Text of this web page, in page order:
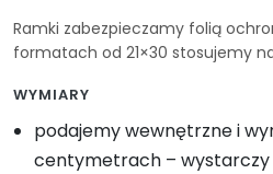
Ramki zabezpieczamy folią
formatach od 21×30 stosujemy
WYMIARY
podajemy wewnętrzne i
centymetrach –